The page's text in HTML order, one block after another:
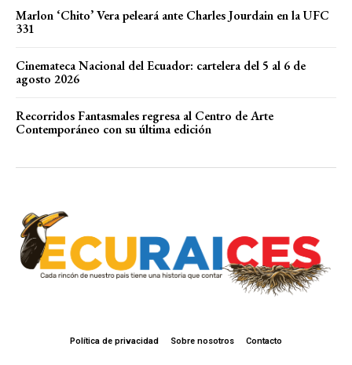
Marlon ‘Chito’ Vera peleará ante Charles Jourdain en la UFC
331
Cinemateca Nacional del Ecuador: cartelera del 5 al 6 de
agosto 2026
Recorridos Fantasmales regresa al Centro de Arte
Contemporáneo con su última edición
Política de privacidad Sobre nosotros Contacto